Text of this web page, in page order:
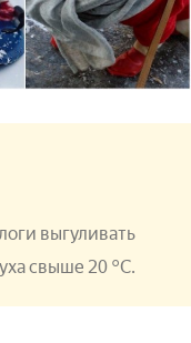
выгуливать
свыше 20 °С.